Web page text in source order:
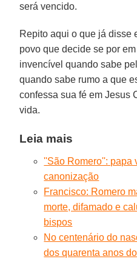
será vencido.
Repito aqui o que já disse
povo que decide se por
invencível quando sabe
quando sabe rumo a que
confessa sua fé em Jesus
vida.
Leia mais
''São Romero'': papa
canonização
Francisco: Romero
morte, difamado e
bispos
No centenário do
dos quarenta anos